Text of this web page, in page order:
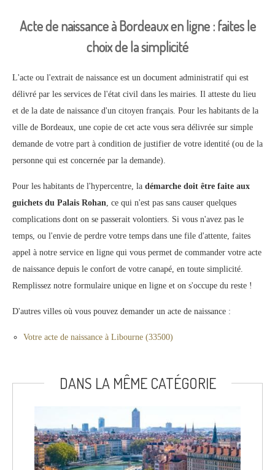
Acte de naissance à Bordeaux en ligne : faites le
choix de la simplicité
L'acte ou l'extrait de naissance est un document administratif qui est
délivré par les services de l'état civil dans les mairies. Il atteste du lieu
et de la date de naissance d'un citoyen français. Pour les habitants de la
ville de Bordeaux, une copie de cet acte vous sera délivrée sur simple
demande de votre part à condition de justifier de votre identité (ou de la
personne qui est concernée par la demande).
Pour les habitants de l'hypercentre, la démarche doit être faite aux
guichets du Palais Rohan , ce qui n'est pas sans causer quelques
complications dont on se passerait volontiers. Si vous n'avez pas le
temps, ou l'envie de perdre votre temps dans une file d'attente, faites
appel à notre service en ligne qui vous permet de commander votre acte
de naissance depuis le confort de votre canapé, en toute simplicité.
Remplissez notre formulaire unique en ligne et on s'occupe du reste !
D'autres villes où vous pouvez demander un acte de naissance :
Votre acte de naissance à Libourne (33500)
DANS LA MÊME CATÉGORIE